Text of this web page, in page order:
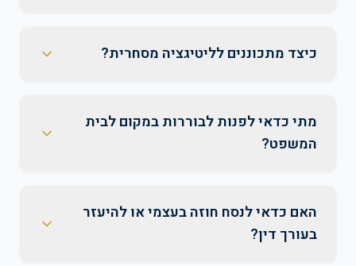
כיצד מתכוננים לליטיגציה מסחרית?
מתי כדאי לפנות לבוררות במקום לבית
המשפט?
האם כדאי לנסח חוזה בעצמי או להיעזר
בעורך דין?